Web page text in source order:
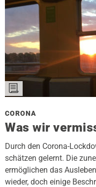
CORONA
Was wir
Durch den Corona-
schätzen gelernt. Die
ermöglichen das
wieder, doch einige